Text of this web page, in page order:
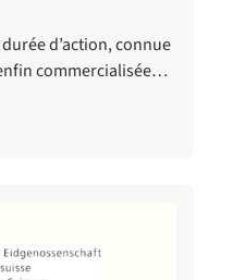
d’action, connue
commercialisée…